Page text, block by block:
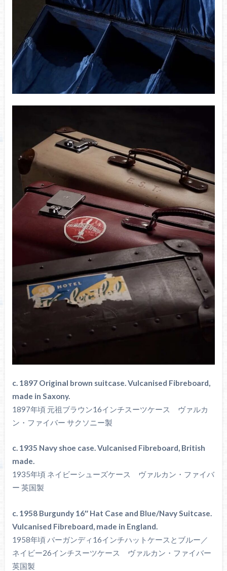
c. 1897 Original brown suitcase. Vulcanised Fibreboard,
made in Saxony.
1897年頃 元祖ブラウン16インチスーツケース ヴァルカ
ン・ファイバー サクソニー製
c. 1935 Navy shoe case. Vulcanised Fibreboard, British
made.
1935年頃 ネイビーシューズケース ヴァルカン・ファイバ
ー 英国製
c. 1958 Burgundy 16″ Hat Case and Blue/Navy Suitcase.
Vulcanised Fibreboard, made in England.
1958年頃 バーガンディ16インチハットケースとブルー／
ネイビー26インチスーツケース ヴァルカン・ファイバー
英国製